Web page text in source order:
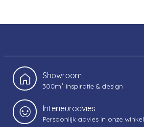
Showroom
300m² inspiratie & design
Interieuradvies
Persoonlijk advies in onze winkel